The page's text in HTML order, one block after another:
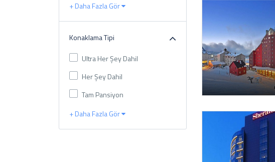
+ Daha Fazla Gör
Konaklama Tipi
Ultra Her Şey Dahil
Her Şey Dahil
Tam Pansiyon
+ Daha Fazla Gör